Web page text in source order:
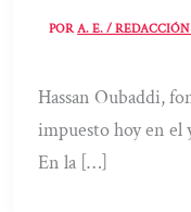
PORA. E. /
Hassan Oubaddi,
impuesto hoy en el
En la […]